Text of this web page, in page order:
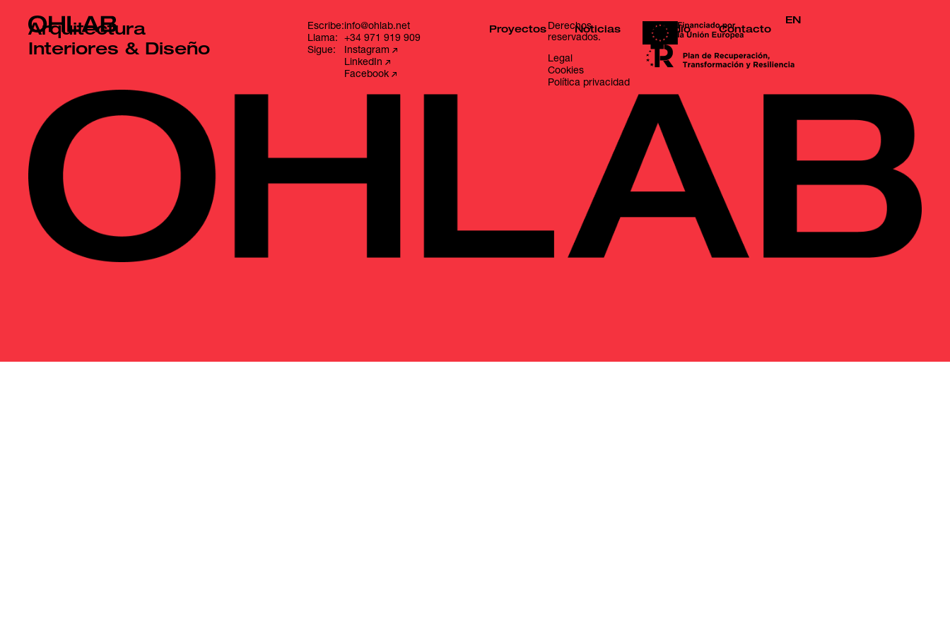
Proyectos Noticias Estudio Contacto
EN
Arquitectura
Interiores & Diseño
Escribe:
Llama:
Sigue:
info@ohlab.net
+34 971 919 909
Instagram
LinkedIn
Facebook
Derechos
reservados.
Legal
Cookies
Política privacidad